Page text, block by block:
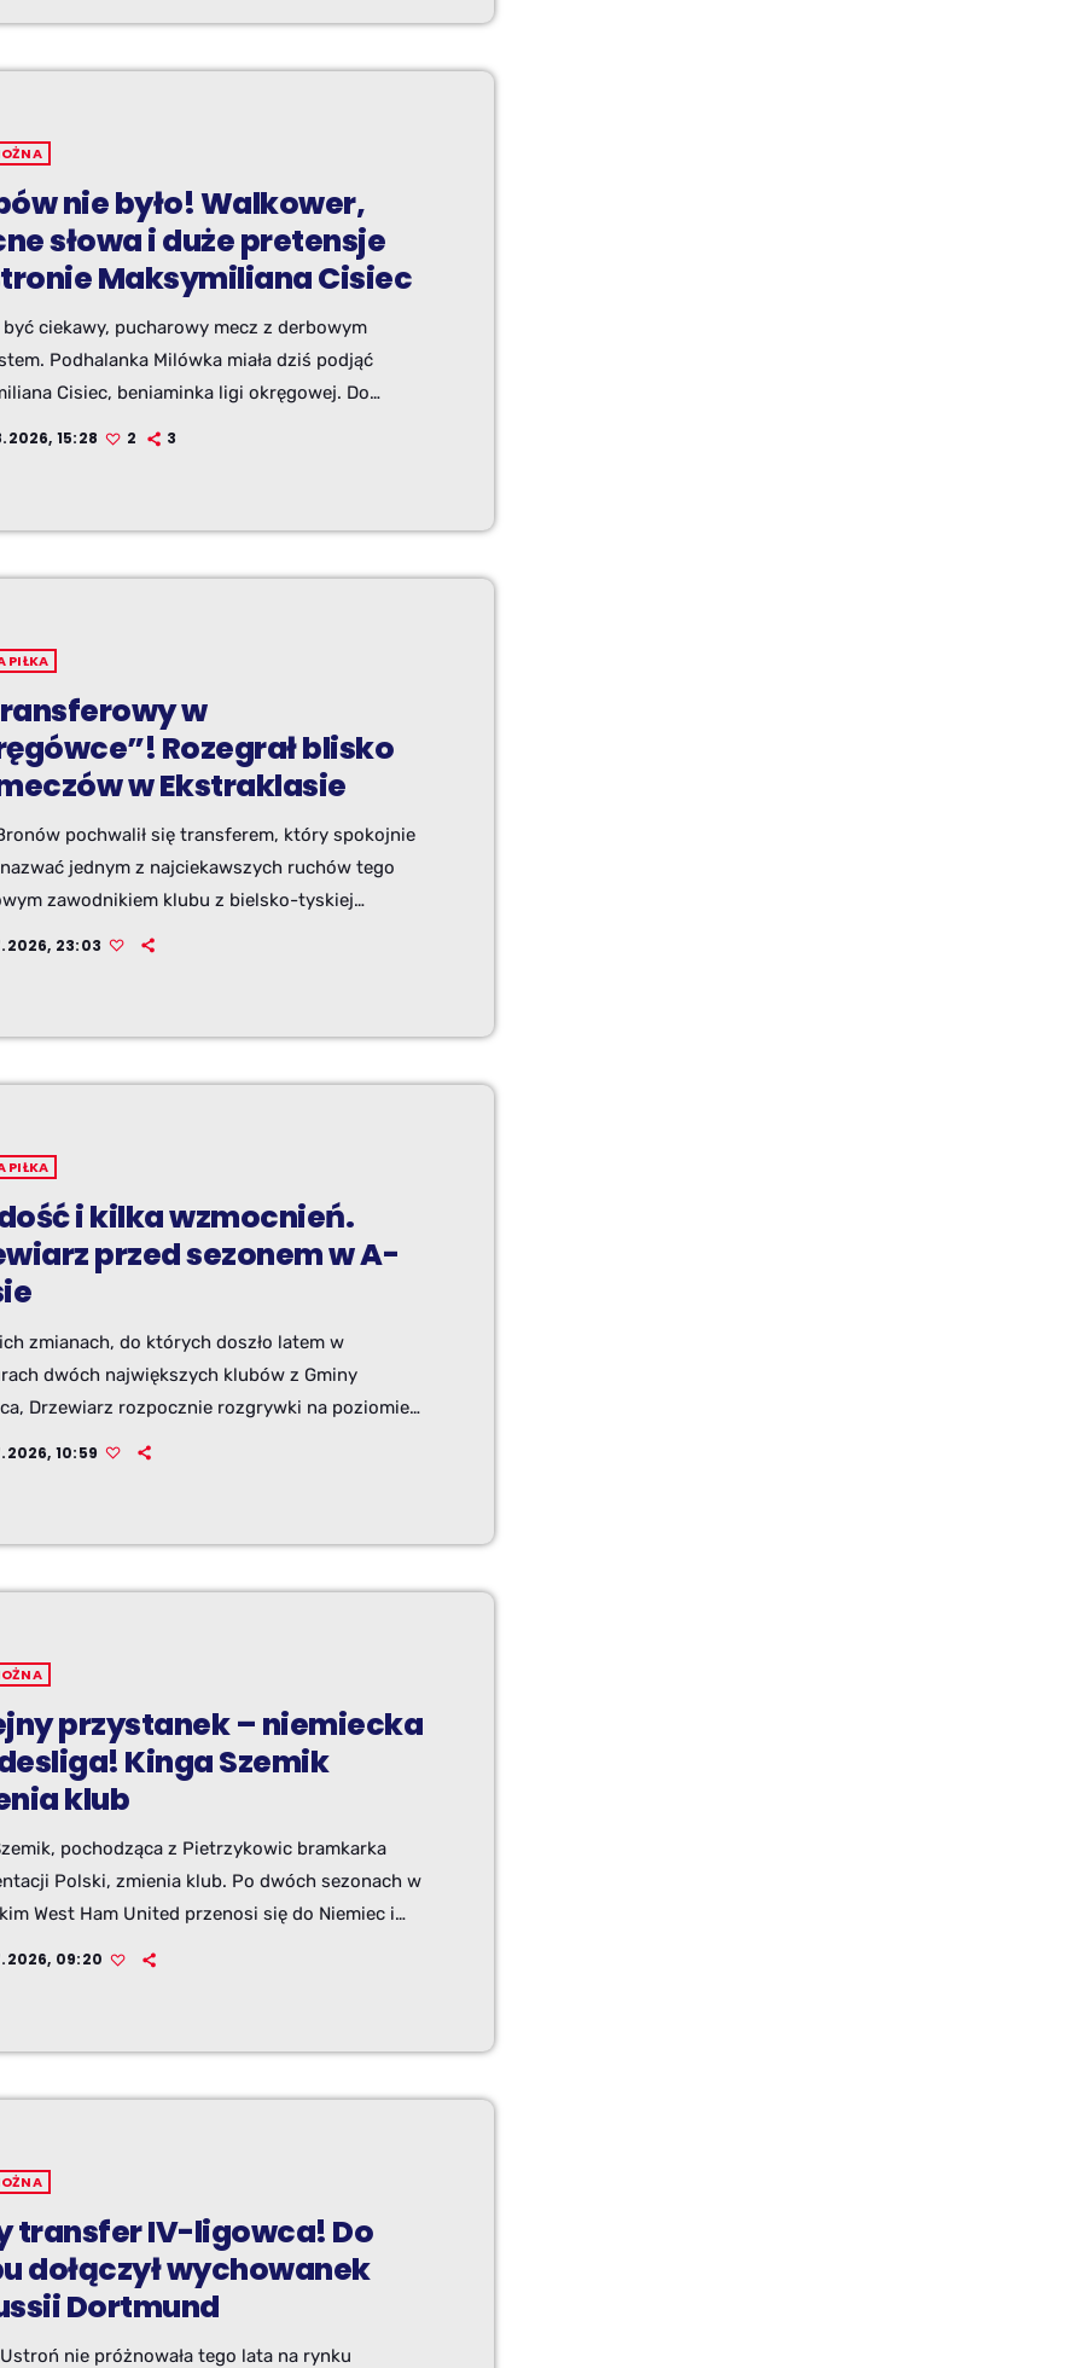
nie było! Walkower,
słowa i duże pretensje
Maksymiliana Cisiec
być ciekawy, pucharowy mecz z derbowym
Podhalanka Milówka miała dziś podjąć
Cisiec, beniaminka ligi okręgowej. Do
jednak nie doszło. Jak poinformował
15:28 2 3
PIŁKA
w
Rozegrał blisko
w Ekstraklasie
pochwalił się transferem, który spokojnie
jednym z najciekawszych ruchów tego
zawodnikiem klubu z bielsko-tyskiej
został Jakub Kowalski, który ma za sobą
23:03
PIŁKA
i kilka wzmocnień.
przed sezonem w A-
zmianach, do których doszło latem w
dwóch największych klubów z Gminy
Drzewiarz rozpocznie rozgrywki na poziomie
A-Klasy. Można jednak powiedzieć, że dla
10:59
przystanek – niemiecka
Kinga Szemik
klub
pochodząca z Pietrzykowic bramkarka
Polski, zmienia klub. Po dwóch sezonach w
West Ham United przenosi się do Niemiec i
w HSV. To kolejny ważny
09:20
transfer IV-ligowca! Do
dołączył wychowanek
Dortmund
nie próżnowała tego lata na rynku